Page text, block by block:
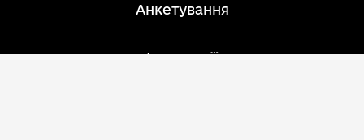
Анкетування
Інструкції